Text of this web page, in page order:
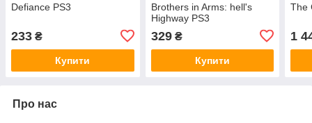
Defiance PS3
233 ₴
Купити
Brothers in Arms: hell's
Highway PS3
329₴
Купити
The
1
Про нас